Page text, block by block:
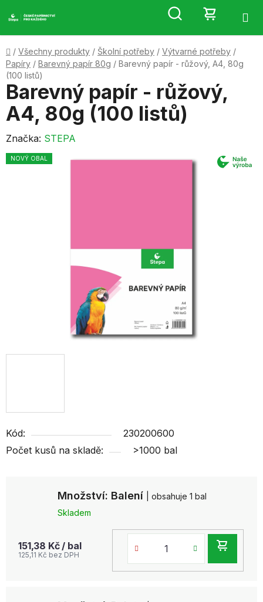
na
Hledat
KOŠÍK
Domů
/ Všechny produkty / Školní potřeby / Výtvarné potřeby /
Papíry / Barevný papír 80g / Barevný papír - růžový, A4, 80g
(100 listů)
Množství: Balení
| obsahuje 1 bal
Skladem
151,38 Kč / bal
125,11 Kč bez DPH
Kód:
230200600
Počet kusů na skladě:
>1000 bal
Barevný papír - růžový,
A4, 80g (100 listů)
Značka: STEPA
NOVÝ OBAL